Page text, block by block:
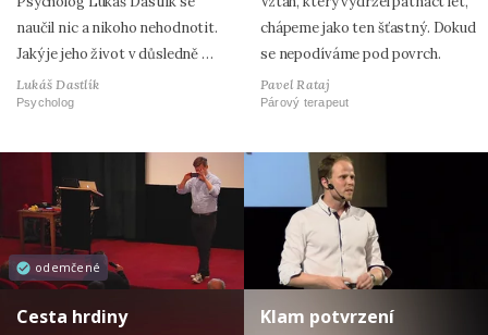
naučil nic a nikoho nehodnotit.
Jaký je jeho život v důsledně …
Lukáš Dastlík
Psycholog
chápeme jako ten šťastný. Dokud
se nepodíváme pod povrch.
Pavel Rataj
Párový terapeut
odemčené
Cesta hrdiny Klam potvrzení